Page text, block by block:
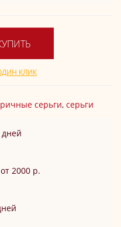
КЛИК
серьги, серьги
дней
2000 р.